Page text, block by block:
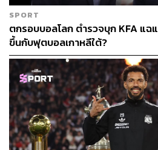
สำหรับซเวเรฟ ฟิลิปป์ ชาตริเยร์ เค
จำที่เลวร้าย ทั้งการบาดเจ็บเอ็นข้อ
และการแพ้ในรอบชิง 5 เซตต่ออัล
การชนะครั้งนี้จึงเป็นการล้างความ
ทั้งหมด
ซเวเรฟกล่าวหลังแมตช์ว่าเขาไม่ส
เป็นผู้เล่นที่แย่ที่สุดที่เคยได้แชมป์แก
สำคัญที่สุดคือเขาสามารถคว้าถ้วยร
แล้ว
SPORT
ตกรอบบอลโลก ตำรวจบุก KFA แฉแ
ขึ้นกับฟุตบอลเกาหลีใต้?